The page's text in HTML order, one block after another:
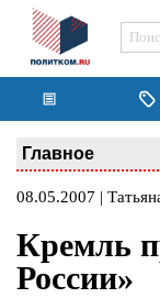
Главное
08.05.2007 |
Кремль
России»